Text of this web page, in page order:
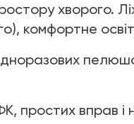
хворого.
комфортне
простих вправ і